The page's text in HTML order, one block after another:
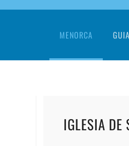
MENORCA
IGLESIA DE